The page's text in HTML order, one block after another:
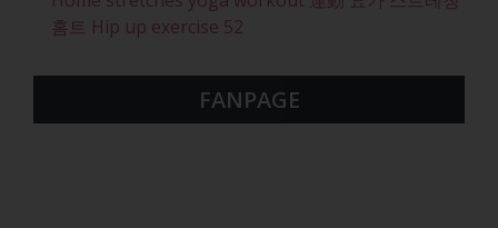
홈트 Hip up exercise 52
FANPAGE